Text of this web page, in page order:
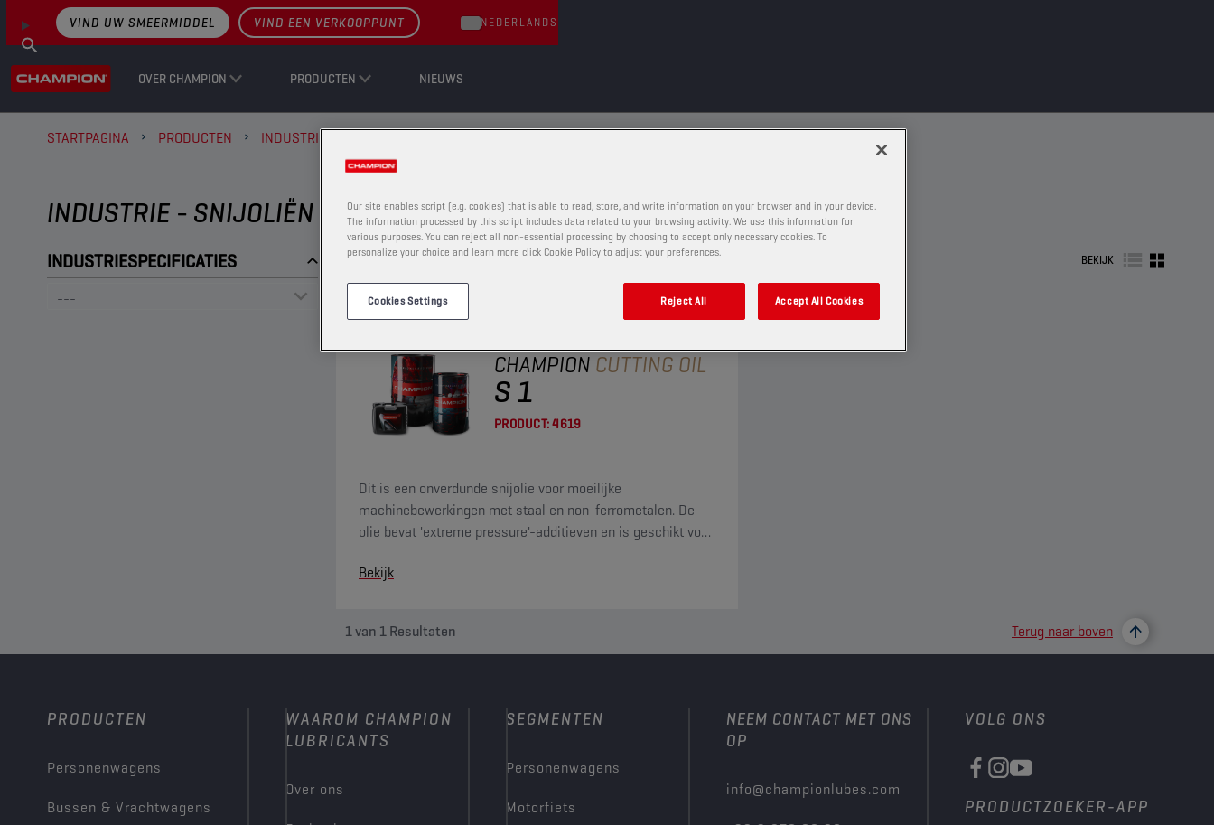
OVER CHAMPION PRODUCTEN NIEUWS
VIND UW SMEERMIDDEL VIND EEN VERKOOPPUNT NEDERLANDS
STARTPAGINA PRODUCTEN INDUSTRIE
INDUSTRIE - SNIJOLIËN
INDUSTRIESPECIFICATIES BEKIJK
SNIJOLIËN
CHAMPION CUTTING OIL
S 1
PRODUCT:4619
Dit is een onverdunde snijolie voor moeilijke
machinebewerkingen met staal en non-ferrometalen. De
olie bevat 'extreme pressure'-additieven en is geschikt voor
Bekijk
1van 1Resultaten Terug naar boven
PRODUCTEN
Personenwagens
Bussen & Vrachtwagens
WAAROM CHAMPION
LUBRICANTS
Over ons
SEGMENTEN
Personenwagens
Motorfiets
NEEM CONTACT MET ONS
OP
info@championlubes.com
VOLG ONS
PRODUCTZOEKER-APP
Our site enables script (e.g. cookies) that is able to read, store, and write information on your browser and in your device.
The information processed by this script includes data related to your browsing activity. We use this information for
various purposes. You can reject all non-essential processing by choosing to accept only necessary cookies. To
personalize your choice and learn more click Cookie Policy to adjust your preferences.
Cookies Settings Reject All Accept All Cookies